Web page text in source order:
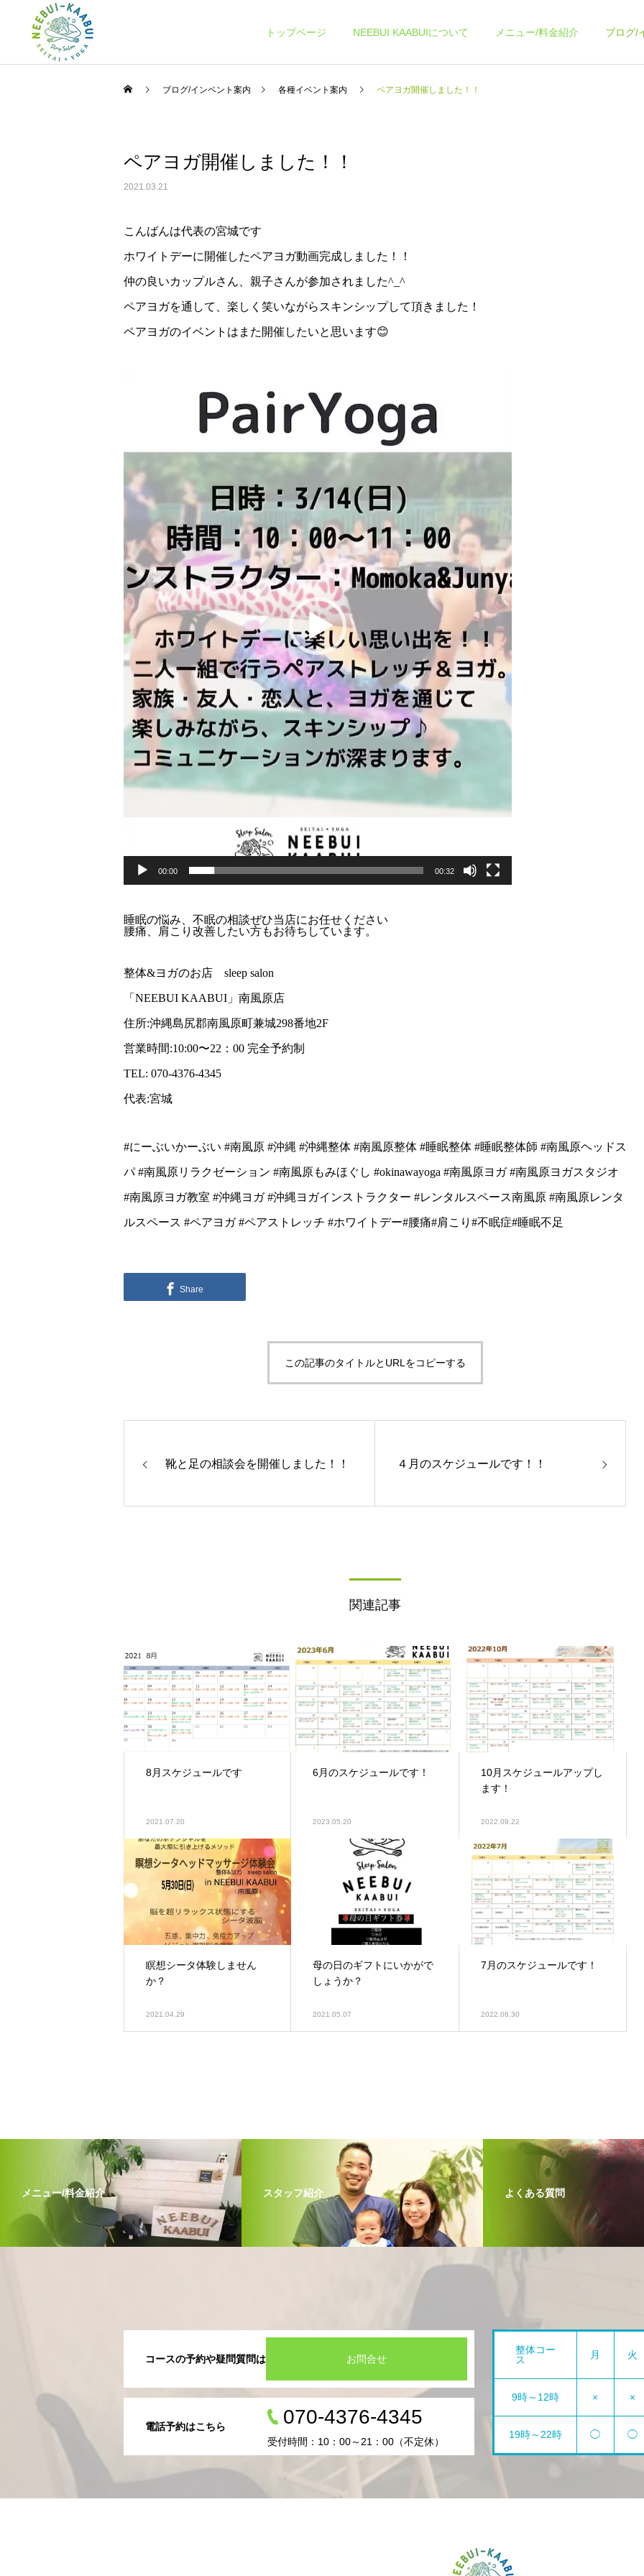
トップページ NEEBUI KAABUIについて メニュー/料金紹介 ブログ/
整体コース
ブログ/インベント案内 各種イベント案内 ペアヨガ開催しました！！
ペアヨガ開催しました！！
2021.03.21
こんばんは代表の宮城です
ホワイトデーに開催したペアヨガ動画完成しました！！
仲の良いカップルさん、親子さんが参加されました^_^
ペアヨガを通して、楽しく笑いながらスキンシップして頂きました！
ペアヨガのイベントはまた開催したいと思います😊
00:00 00:32
睡眠の悩み、不眠の相談ぜひ当店にお任せください
腰痛、肩こり改善したい方もお待ちしています。
整体&ヨガのお店 sleep salon
「NEEBUI KAABUI」南風原店
住所:沖縄島尻郡南風原町兼城298番地2F
営業時間:10:00〜22：00 完全予約制
TEL: 070-4376-4345
代表:宮城
#にーぶいかーぶい #南風原 #沖縄 #沖縄整体 #南風原整体 #睡眠整体 #睡眠整体師 #南風原ヘッドス
パ #南風原リラクゼーション #南風原もみほぐし #okinawayoga #南風原ヨガ #南風原ヨガスタジオ
#南風原ヨガ教室 #沖縄ヨガ #沖縄ヨガインストラクター #レンタルスペース南風原 #南風原レンタ
ルスペース #ペアヨガ #ペアストレッチ #ホワイトデー#腰痛#肩こり#不眠症#睡眠不足
Share
この記事のタイトルとURLをコピーする
靴と足の相談会を開催しました！！ ４月のスケジュールです！！
関連記事
8月スケジュールです
2021.07.20
6月のスケジュールです！
2023.05.20
10月スケジュールアップし
ます！
2022.09.22
瞑想シータ体験しません
か？
2021.04.29
母の日のギフトにいかがで
しょうか？
2021.05.07
7月のスケジュールです！
2022.06.30
メニュー/料金紹介 スタッフ紹介 よくある質問
コースの予約や疑問質問はこちらから お問合せ
電話予約はこちら 070-4376-4345
受付時間：10：00～21：00（不定休）
整体コー
ス
月 火
9時～12時 × ×
19時～22時 ◯ ◯